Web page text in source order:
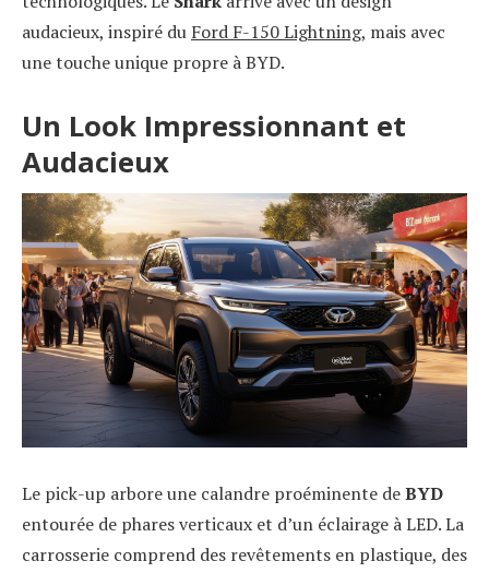
audacieux, inspiré du Ford F-150 Lightning, mais avec
une touche unique propre à BYD.
Un Look Impressionnant et
Audacieux
Le pick-up arbore une calandre proéminente deBYD
entourée de phares verticaux et d’un éclairage à LED. La
carrosserie comprend des revêtements en plastique, des